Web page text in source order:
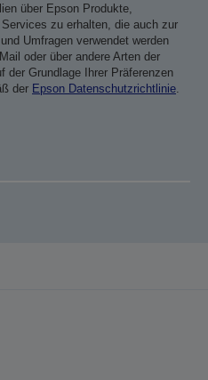
über Epson Produkte,
zu erhalten, die auch zur
Umfragen verwendet werden
oder über andere Arten der
der Grundlage Ihrer Präferenzen
der Epson Datenschutzrichtlinie